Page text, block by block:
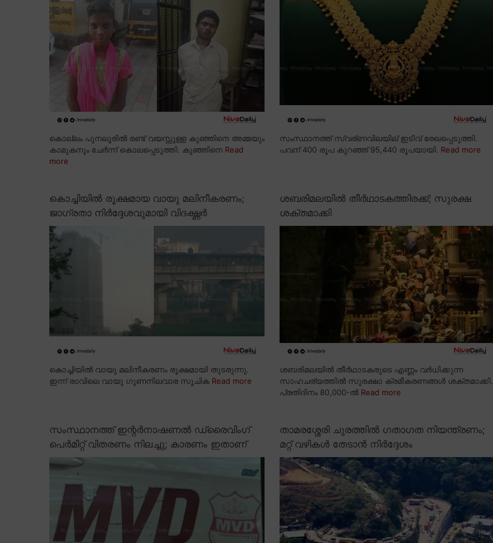
കൊല്ലം പുനലൂരിൽ രണ്ട് വയസ്സുള്ള കുഞ്ഞിനെ അമ്മയും
കാമുകനും ചേർന്ന് കൊലപ്പെടുത്തി. കുഞ്ഞിനെ Read
more
സംസ്ഥാനത്ത് സ്വര്ണവിലയില് ഇടിവ് രേഖപ്പെടുത്തി.
പവന് 400 രൂപ കുറഞ്ഞ് 95,440 രൂപയായി. Read more
കൊച്ചിയിൽ രൂക്ഷമായ വായു മലിനീകരണം;
ജാഗ്രതാ നിർദ്ദേശവുമായി വിദഗ്ദ്ധർ
കൊച്ചിയിൽ വായു മലിനീകരണം രൂക്ഷമായി തുടരുന്നു.
ഇന്ന് രാവിലെ വായു ഗുണനിലവാര സൂചിക Read more
ശബരിമലയിൽ തീർഥാടകത്തിരക്ക്; സുരക്ഷ
ശക്തമാക്കി
ശബരിമലയിൽ തീർഥാടകരുടെ എണ്ണം വർധിക്കുന്ന
സാഹചര്യത്തിൽ സുരക്ഷാ ക്രമീകരണങ്ങൾ ശക്തമാക്കി.
പ്രതിദിനം 80,000-ൽ Read more
സംസ്ഥാനത്ത് ഇന്റർനാഷണൽ ഡ്രൈവിംഗ്
പെർമിറ്റ് വിതരണം നിലച്ചു; കാരണം ഇതാണ്
താമരശ്ശേരി ചുരത്തിൽ ഗതാഗത നിയന്ത്രണം;
മറ്റ് വഴികൾ തേടാൻ നിർദ്ദേശം